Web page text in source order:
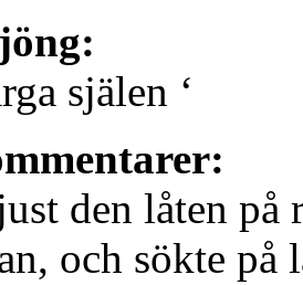
själen ‘
den låten
och sökte på